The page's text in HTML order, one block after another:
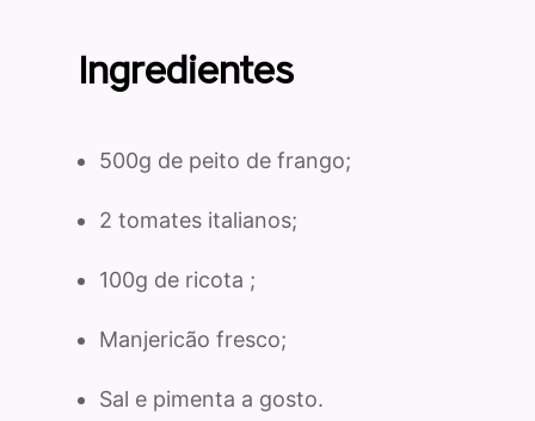
Ingredientes
500g de peito de frango;
2 tomates italianos;
100g de ricota ;
Manjericão fresco;
Sal e pimenta a gosto.